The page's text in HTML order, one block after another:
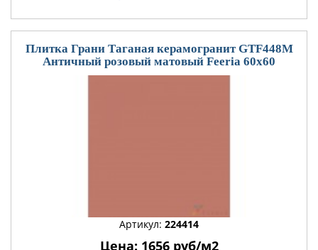
Плитка Грани Таганая керамогранит GTF448М
Античный розовый матовый Feeria 60x60
Артикул: 224414
Цена: 1656 руб/м2